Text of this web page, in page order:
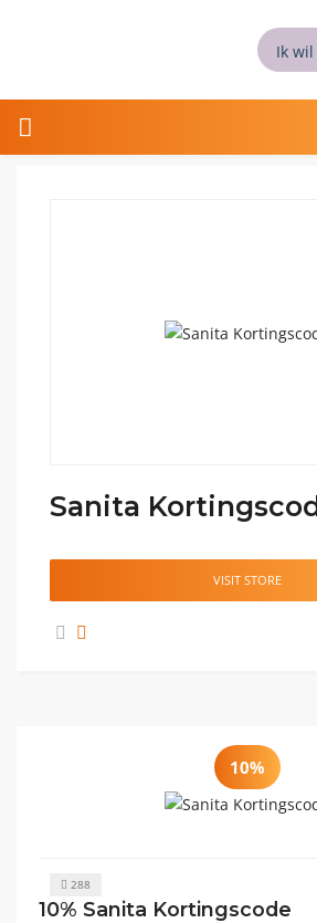
Sanita
VISIT STORE
10%
288
10% Sanita Kortingscode